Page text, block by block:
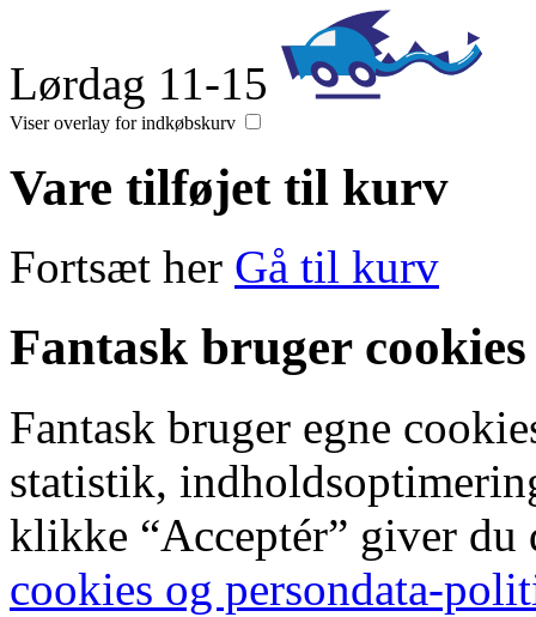
Lørdag 11-15
Viser overlay for indkøbskurv
Vare tilføjet til kurv
Fortsæt her Gå til kurv
Fantask bruger cookies
Fantask bruger egne
statistik,
klikke “Acceptér” giver
cookies og persondata-